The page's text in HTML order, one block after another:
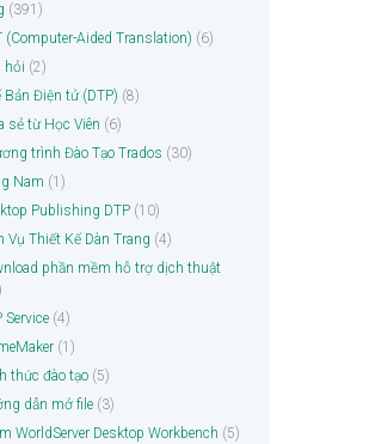
(391)
(Computer-Aided Translation) (6)
hỏi (2)
Bản Điện tử (DTP) (8)
sẻ từ Học Viên (6)
trình Đào Tạo Trados (30)
Nam (1)
Publishing DTP(10)
Vụ Thiết Kế Dàn Trang (4)
phần mềm hỗ trợ dịch thuật
Service(4)
(1)
thức đào tạo(5)
dẫn mở file(3)
WorldServer Desktop Workbench (5)